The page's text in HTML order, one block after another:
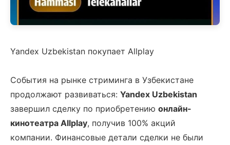
Yandex Uzbekistan покупает Allplay
События на рынке стриминга в Узбекистане
продолжают развиваться: Yandex Uzbekistan
завершил сделку по приобретению онлайн-
кинотеатра Allplay, получив 100% акций
компании. Финансовые детали сделки не были